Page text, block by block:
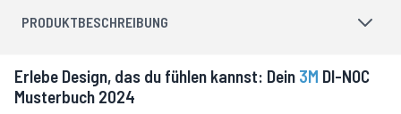
PRODUKTBESCHREIBUNG
Erlebe Design, das du fühlen kannst: Dein 3M DI-NOC
Musterbuch 2024